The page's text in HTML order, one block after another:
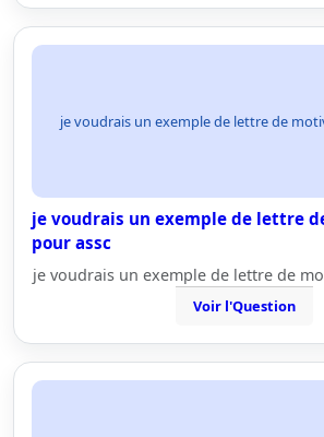
je voudrais un exemple de lettre de
je voudrais un exemple de lettre
pour assc
je voudrais un exemple de lettre de
Voir l'Question